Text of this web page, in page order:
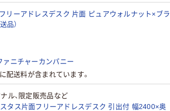
フリーアドレスデスク 片面 ピュアウォルナット×ブラ
品）
ァニチャーカンパニー
配送料が含まれています。
ル、限定販売品など
タス片面フリーアドレスデスク 引出付 幅2400×奥